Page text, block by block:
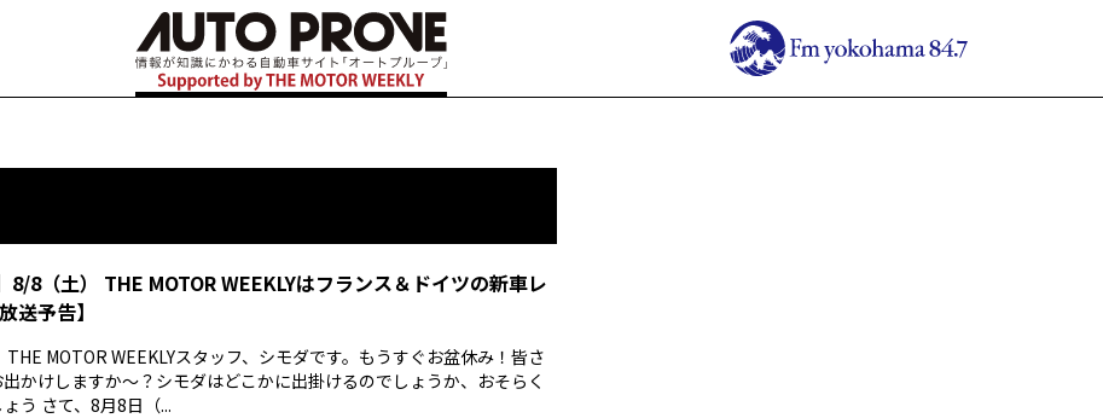
8/8（土） THE MOTOR WEEKLYはフランス＆ドイツの新車レ
送予告】
THE MOTOR WEEKLYスタッフ、シモダです。もうすぐお盆休み！皆さ
かけしますか〜？シモダはどこかに出掛けるのでしょうか、おそらく
う さて、8月8日（...